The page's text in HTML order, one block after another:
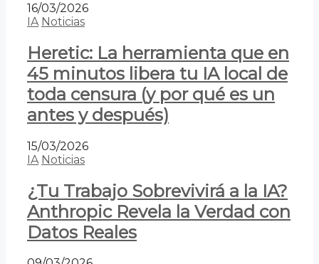
16/03/2026
IA Noticias
Heretic: La herramienta que en
45 minutos libera tu IA local de
toda censura (y por qué es un
antes y después)
15/03/2026
IA Noticias
¿Tu Trabajo Sobrevivirá a la IA?
Anthropic Revela la Verdad con
Datos Reales